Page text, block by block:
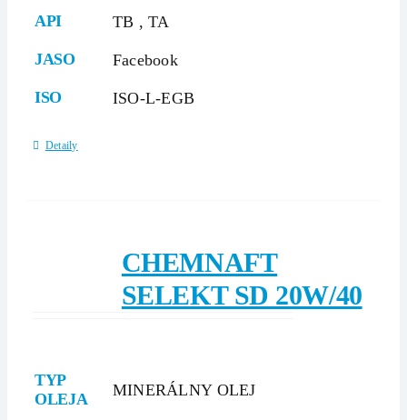
API TB ,TA
JASO Facebook
ISO ISO-L-EGB
Detaily
CHEMNAFT
SELEKT SD 20W/40
TYP
OLEJA
MINERÁLNY OLEJ